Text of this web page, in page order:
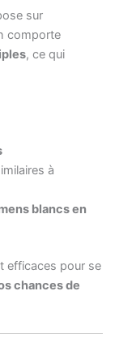
sur
comporte
, ce qui
à
blancs en
efficaces pour se
chances de